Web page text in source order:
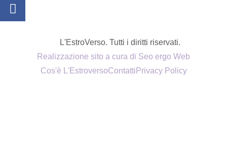
L'EstroVerso. Tutti i diritti riservati.
Realizzazione sito a cura di Seo ergo Web
Cos'è L'EstroversoContatti Privacy Policy